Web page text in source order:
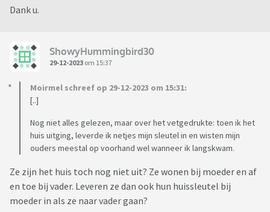
Dank u.
ShowyHummingbird30
29-12-2023 om 15:37
Moirmel schreef op 29-12-2023 om 15:31:
[..]
Nog niet alles gelezen, maar over het vetgedrukte: toen ik het
huis uitging, leverde ik netjes mijn sleutel in en wisten mijn
ouders meestal op voorhand wel wanneer ik langskwam.
Ze zijn het huis toch nog niet uit? Ze wonen bij moeder en af
en toe bij vader. Leveren ze dan ook hun huissleutel bij
moeder in als ze naar vader gaan?